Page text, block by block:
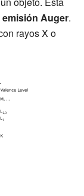
emisión Auger.
rayos X o